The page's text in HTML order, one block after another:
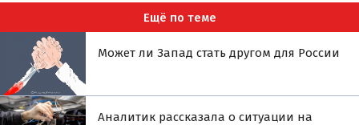
Ещё по теме
Может ли Запад стать другом для России
Аналитик рассказала о ситуации на